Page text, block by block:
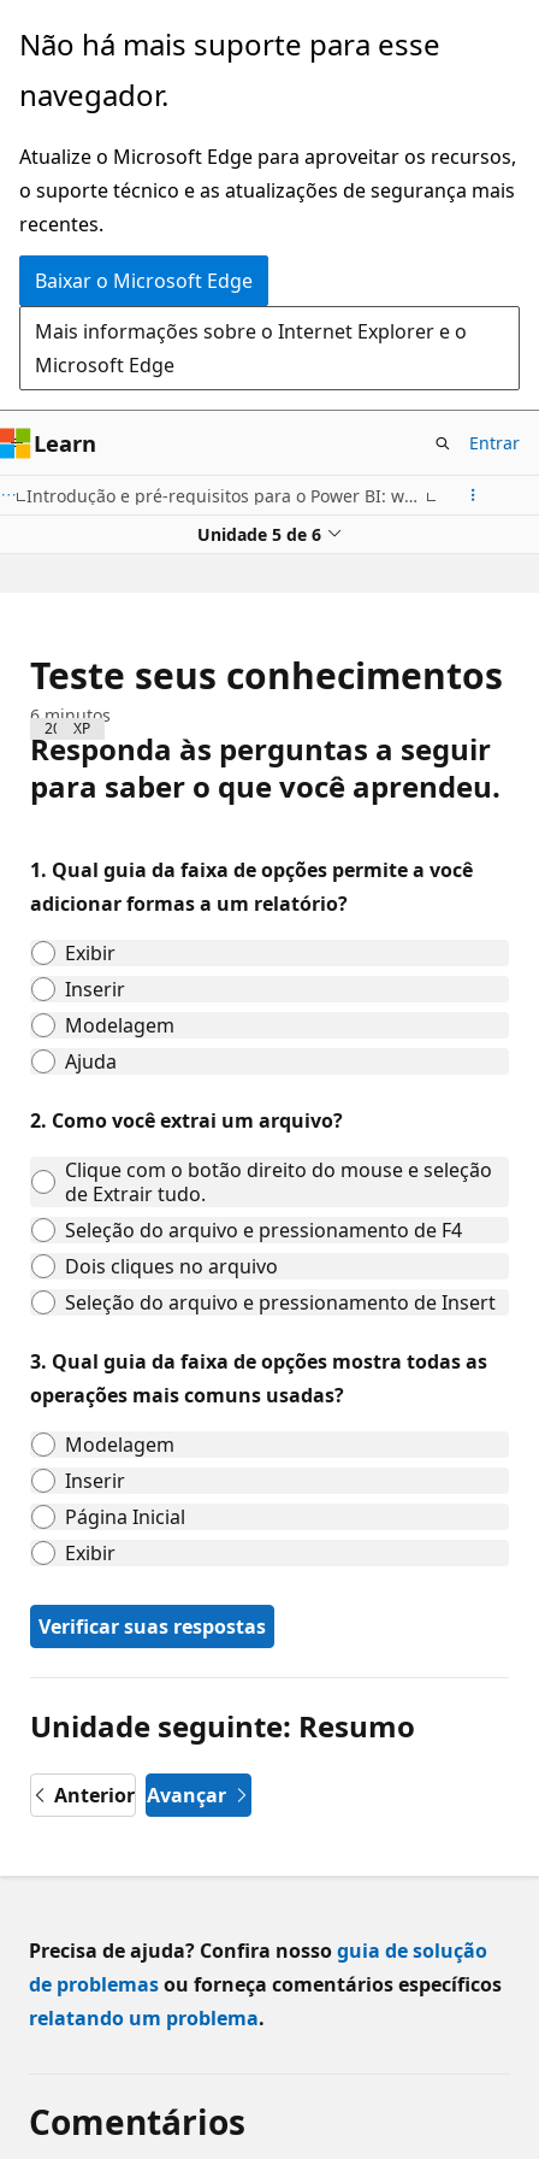
Pular
o
principal
Não há mais suporte para esse
navegador.
Atualize o Microsoft Edge para aproveitar os recursos,
o suporte técnico e as atualizações de segurança mais
recentes.
Baixar o Microsoft Edge
Mais informações sobre o Internet Explorer e o
Microsoft Edge
Learn Entrar
Introdução e pré-requisitos para o Power BI: workshop online
Unidade 5 de 6
Teste seus conhecimentos
200 XP
6 minutos
Responda às perguntas a seguir
para saber o que você aprendeu.
1. Qual guia da faixa de opções permite a você
adicionar formas a um relatório?
Exibir
Inserir
Modelagem
Ajuda
2. Como você extrai um arquivo?
Clique com o botão direito do mouse e seleção
de Extrair tudo.
Seleção do arquivo e pressionamento de F4
Dois cliques no arquivo
Seleção do arquivo e pressionamento de Insert
3. Qual guia da faixa de opções mostra todas as
operações mais comuns usadas?
Modelagem
Inserir
Página Inicial
Exibir
Verificar suas respostas
Unidade seguinte: Resumo
Anterior Avançar
Precisa de ajuda? Confira nossoguia de solução
de problemasou forneça comentários específicos
relatando um problema.
Comentários